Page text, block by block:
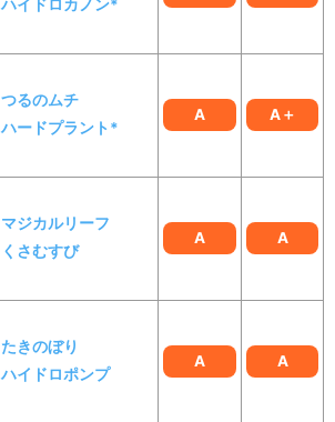
ハイドロカノン*
つるのムチ
ハードプラント*
A A＋
マジカルリーフ
くさむすび
A A
たきのぼり
ハイドロポンプ
A A